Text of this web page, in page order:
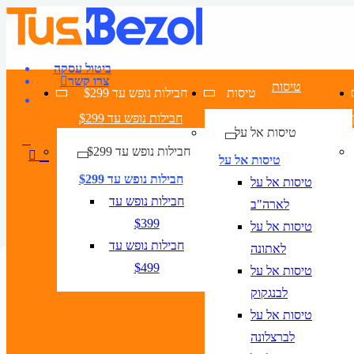
ביטול עסקה
צרו קשר
חבילות נופש עד $299
חבילות נופש עד $299
חבילות נופש עד $299
חבילות נופש עד $299
חבילות נופש עד
$399
חבילות נופש עד
$499
טיסות טיסות
טיסות אל על
טיסות אל על
טיסות אל על
לארה"ב
טיסות אל על
לאתונה
טיסות אל על
לבנגקוק
טיסות אל על
לברצלונה
מצא את הטיסה המושלמת לפריז
מצא את המלון הטוב ביותר בפריז